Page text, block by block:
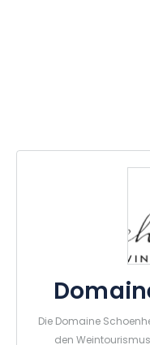
Die Domaine
den